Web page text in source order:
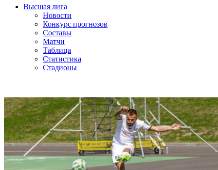
Высшая лига
Новости
Конкурс прогнозов
Составы
Матчи
Таблица
Статистика
Стадионы